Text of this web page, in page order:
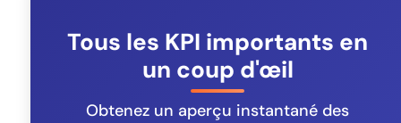
Tous les KPI importants en
un coup d'œil
Obtenez un aperçu instantané des